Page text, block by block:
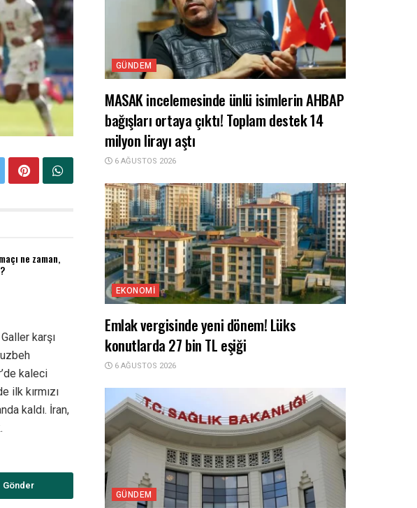
ne zaman,
karşı
kaleci
ilk kırmızı
kaldı. İran,
Gönder
GÜNDEM
MASAK incelemesinde ünlü isimlerin AHBAP
bağışları ortaya çıktı! Toplam destek 14
milyon lirayı aştı
6 AĞUSTOS 2026
EKONOMI
Emlak vergisinde yeni dönem! Lüks
konutlarda 27 bin TL eşiği
6 AĞUSTOS 2026
GÜNDEM